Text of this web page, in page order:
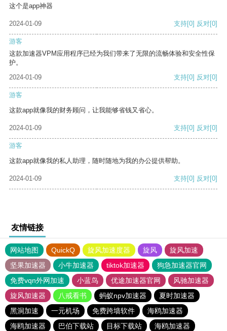
这个是app神器
2024-01-09 支持[0] 反对[0]
游客
这款加速器VPM应用程序已经为我们带来了无限的流畅体验和安全性保
护。
2024-01-09
支持[0] 反对[0]
游客
这款app就像我的财务顾问，让我能够省钱又省心。
2024-01-09 支持[0] 反对[0]
游客
这款app就像我的私人助理，随时随地为我的办公提供帮助。
2024-01-09 支持[0] 反对[0]
友情链接
网站地图 QuickQ 旋风加速度器 旋风
旋风加速
坚果加速器
小牛加速器 tiktok加速器
狗急加速器官网
免费vqn外网加速
小蓝鸟 优途加速器官网
风驰加速器
旋风加速器
八戒看书 蚂蚁npv加速器
夏时加速器
黑洞加速
一元机场 免费跨墙软件
海鸥加速器
海鸥加速器
巴伯下载站 目标下载站 海鸥加速器